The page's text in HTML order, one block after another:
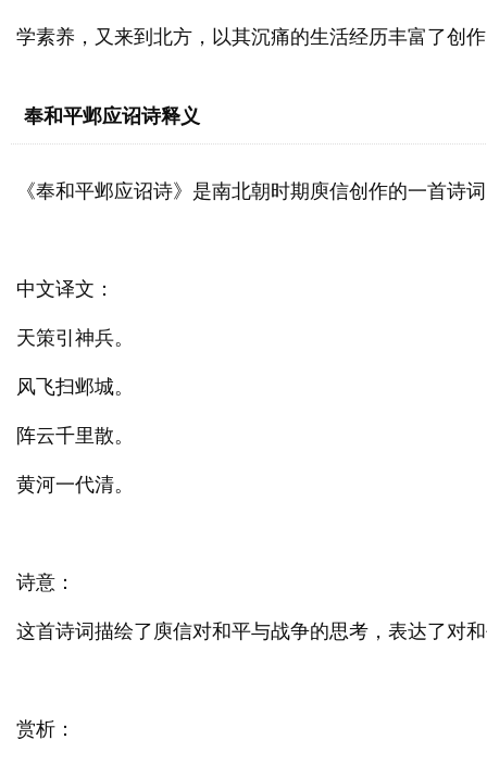
学素养，又来到北方，以其沉痛的生活经历丰富了创
奉和平邺应诏诗释义
《奉和平邺应诏诗》是南北朝时期庾信创作的一首诗
中文译文：
天策引神兵。
风飞扫邺城。
阵云千里散。
黄河一代清。
诗意：
这首诗词描绘了庾信对和平与战争的思考，表达了对
赏析：